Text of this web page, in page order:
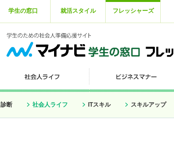
学生の窓口 就活スタイル フレッシャーズ
診断 社会人ライフ ITスキル スキルアップ